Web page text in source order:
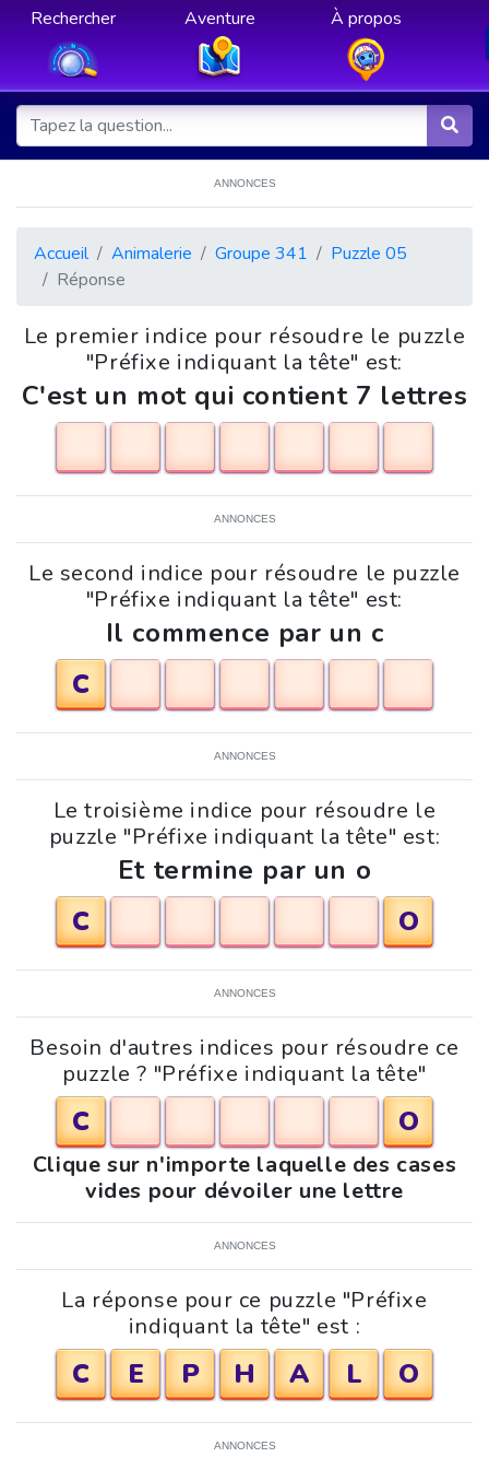
Rechercher Aventure À propos
ANNONCES
Accueil Animalerie Groupe 341
Puzzle 05
Réponse
Le premier indice pour résoudre le puzzle
"Préfixe indiquant la tête" est:
C'est un mot qui contient 7 lettres
ANNONCES
Le second indice pour résoudre le puzzle
"Préfixe indiquant la tête" est:
Il commence par un c
C
ANNONCES
Le troisième indice pour résoudre le
puzzle "Préfixe indiquant la tête" est:
Et termine par un o
C
O
ANNONCES
Besoin d'autres indices pour résoudre ce
puzzle ? "Préfixe indiquant la tête"
C O
Clique sur n'importe laquelle des cases
vides pour dévoiler une lettre
ANNONCES
La réponse pour ce puzzle "Préfixe
indiquant la tête" est :
C E P H A L O
ANNONCES